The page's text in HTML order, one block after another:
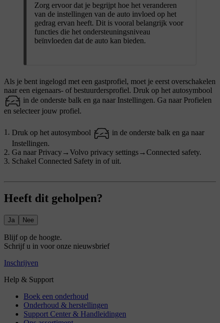
Zorg ervoor dat je begrijpt hoe het veranderen
van de instellingen van de auto invloed op het
gedrag ervan heeft. Dit is vooral belangrijk voor
functies die het ondersteuningsniveau
beïnvloeden dat de auto kan bieden.
Als je bent ingelogd met een gastprofiel, moet je eerst overschakelen
naar een eigenaars- of bestuurdersprofiel. Druk op het autosymbool
in de onderste balk en ga naar Instellingen . Ga naar Profielen
en selecteer jouw profiel.
Druk op het autosymbool
in de onderste balk en ga naar
Instellingen.
Ga naar Privacy→Volvo privacy settings→Connected safety.
Schakel Connected Safety in of uit.
Heeft dit geholpen?
Ja Nee